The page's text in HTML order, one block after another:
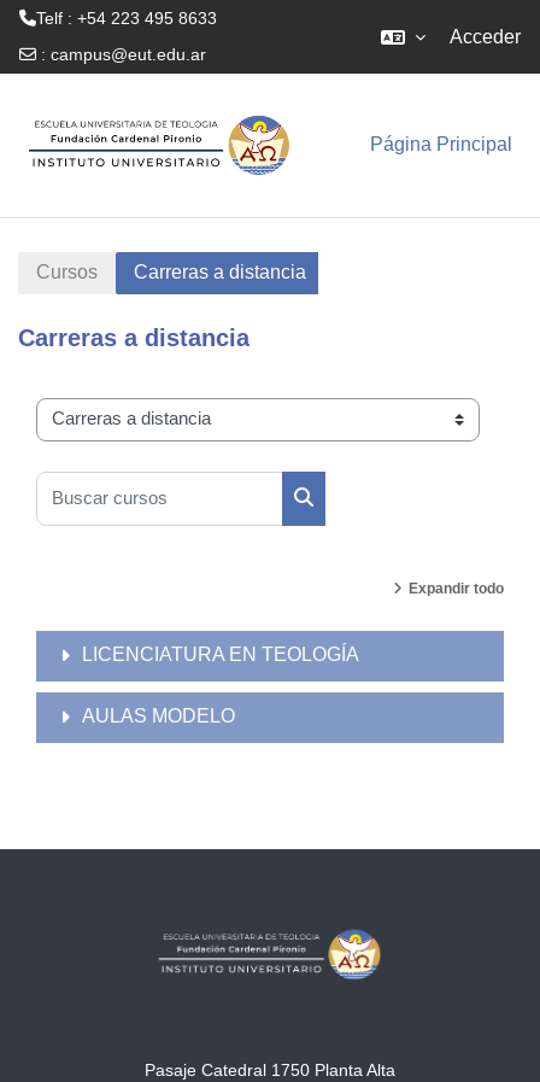
Telf : +54 223 495 8633
: campus@eut.edu.ar
Acceder
Página Principal
Cursos Carreras a distancia
Carreras a distancia
Categorías
Buscar cursos
Buscar cursos
Expandir todo
LICENCIATURA EN TEOLOGÍA
AULAS MODELO
Pasaje Catedral 1750 Planta Alta